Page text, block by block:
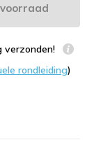
verzonden!
rondleiding)